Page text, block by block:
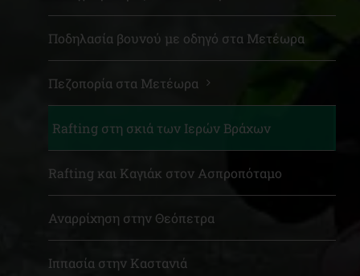
Ποδηλασία βουνού με οδηγό στα Μετέωρα
Πεζοπορία στα Μετέωρα
Rafting στη σκιά των Ιερών Βράχων
Rafting και Καγιάκ στον Ασπροπόταμο
Αναρρίχηση στην Θεόπετρα
Ιππασία στην Καστανιά